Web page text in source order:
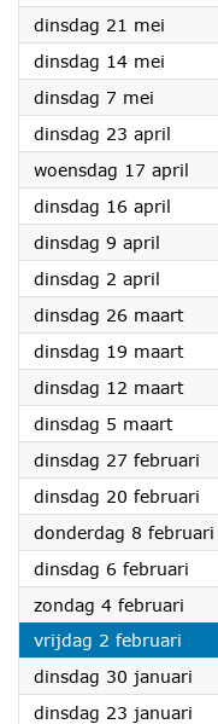
dinsdag 21 mei
dinsdag 14 mei
dinsdag 7 mei
dinsdag 23 april
woensdag 17 april
dinsdag 16 april
dinsdag 9 april
dinsdag 2 april
dinsdag 26 maart2024
dinsdag 19 maart2024
dinsdag 12 maart2024
dinsdag 5 maart2024
dinsdag 27 februari
dinsdag 20 februari
donderdag 8 februari
dinsdag 6 februari
zondag 4 februari
vrijdag 2 februari
dinsdag 30 januari
dinsdag 23 januari